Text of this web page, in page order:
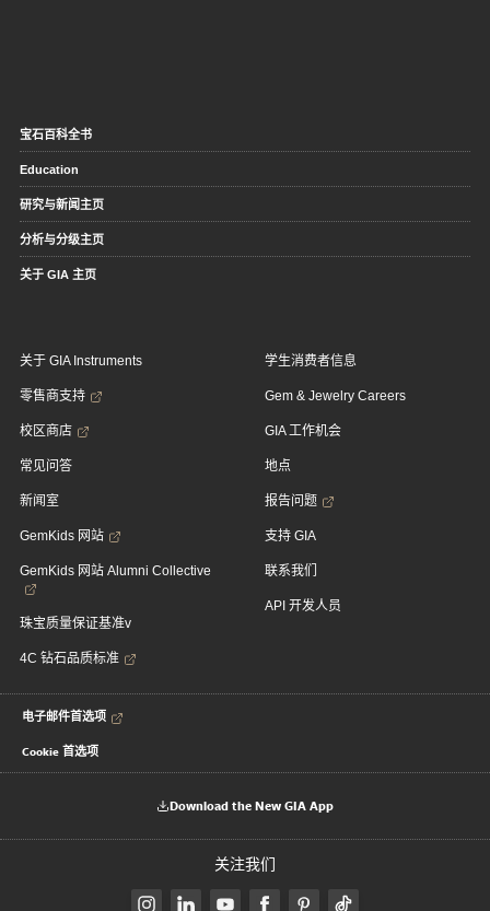
宝石百科全书
Education
研究与新闻主页
分析与分级主页
关于 GIA 主页
关于 GIA Instruments
零售商支持
校区商店
常见问答
新闻室
GemKids 网站
GemKids 网站 Alumni Collective
珠宝质量保证基准v
4C 钻石品质标准
学生消费者信息
Gem & Jewelry Careers
GIA 工作机会
地点
报告问题
支持 GIA
联系我们
API 开发人员
电子邮件首选项
Cookie 首选项
Download the New GIA App
关注我们